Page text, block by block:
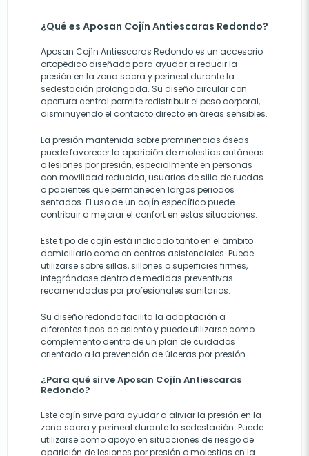
¿Qué es Aposan Cojín Antiescaras Redondo?
Aposan Cojín Antiescaras Redondo es un accesorio
ortopédico diseñado para ayudar a reducir la
presión en la zona sacra y perineal durante la
sedestación prolongada. Su diseño circular con
apertura central permite redistribuir el peso corporal,
disminuyendo el contacto directo en áreas sensibles.
La presión mantenida sobre prominencias óseas
puede favorecer la aparición de molestias cutáneas
o lesiones por presión, especialmente en personas
con movilidad reducida, usuarios de silla de ruedas
o pacientes que permanecen largos periodos
sentados. El uso de un cojín específico puede
contribuir a mejorar el confort en estas situaciones.
Este tipo de cojín está indicado tanto en el ámbito
domiciliario como en centros asistenciales. Puede
utilizarse sobre sillas, sillones o superficies firmes,
integrándose dentro de medidas preventivas
recomendadas por profesionales sanitarios.
Su diseño redondo facilita la adaptación a
diferentes tipos de asiento y puede utilizarse como
complemento dentro de un plan de cuidados
orientado a la prevención de úlceras por presión.
¿Para qué sirve Aposan Cojín Antiescaras
Redondo?
Este cojín sirve para ayudar a aliviar la presión en la
zona sacra y perineal durante la sedestación. Puede
utilizarse como apoyo en situaciones de riesgo de
aparición de lesiones por presión o molestias en la